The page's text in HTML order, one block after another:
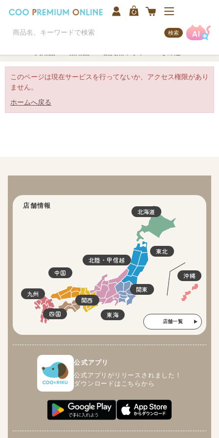
検索
このページは現在サービスを行ってないか、アクセス権限があり
ません。
ホームへ戻る
店舗情報
北海道
東北
関東
北陸・甲信越
東海
関西
四国
中国
九州
沖縄
店舗一覧
公式アプリ
公式アプリがリリースされました！
ダウンロードはこちらから